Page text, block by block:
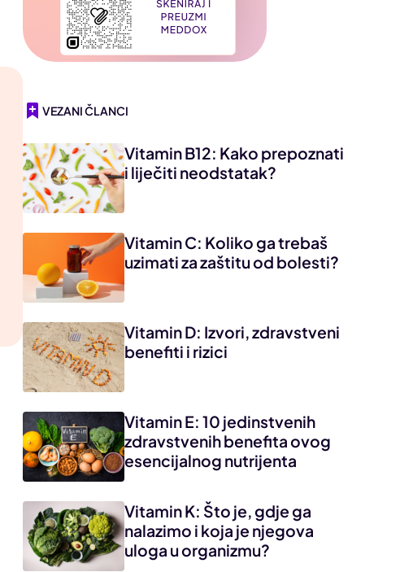
VEZANI ČLANCI
Vitamin B12: Kako prepoznati
i liječiti neodstatak?
Vitamin C: Koliko ga trebaš
uzimati za zaštitu od bolesti?
Vitamin D: Izvori, zdravstveni
benefiti i rizici
Vitamin E: 10 jedinstvenih
zdravstvenih benefita ovog
esencijalnog nutrijenta
Vitamin K: Što je, gdje ga
nalazimo i koja je njegova
uloga u organizmu?